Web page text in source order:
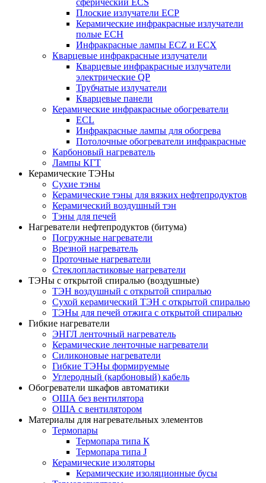
сферический ECS
Плоские излучатели ECP
Керамические инфракрасные излучатели
полые ECH
Инфракрасные лампы ECZ и ECX
Кварцевые инфракрасные излучатели
Кварцевые инфракрасные излучатели
электрические QP
Трубчатые излучатели
Кварцевые панели
Керамические инфракрасные обогреватели
ECL
Инфракрасные лампы для обогрева
Потолочные обогреватели инфракрасные
Карбоновый нагреватель
Лампы КГТ
Керамические ТЭНы
Сухие тэны
Керамические тэны для вязких нефтепродуктов
Керамический воздушный тэн
Тэны для печей
Нагреватели нефтепродуктов (битума)
Погружные нагреватели
Врезной нагреватель
Проточные нагреватели
Стеклопластиковые нагреватели
ТЭНы с открытой спиралью (воздушные)
ТЭН воздушный с открытой спиралью
Сухой керамический ТЭН с открытой спиралью
ТЭНы для печей отжига с открытой спиралью
Гибкие нагреватели
ЭНГЛ ленточный нагреватель
Керамические ленточные нагреватели
Силиконовые нагреватели
Гибкие ТЭНы формируемые
Углеродный (карбоновый) кабель
Обогреватели шкафов автоматики
ОША без вентилятора
ОША с вентилятором
Материалы для нагревательных элементов
Термопары
Термопара типа К
Термопара типа J
Керамические изоляторы
Керамические изоляционные бусы